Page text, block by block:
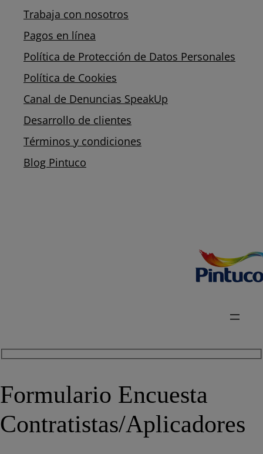
Trabaja con nosotros
Pagos en línea
Política de Protección de Datos Personales
Política de Cookies
Canal de Denuncias SpeakUp
Desarrollo de clientes
Términos y condiciones
Blog Pintuco
Formulario Encuesta
Contratistas/Aplicadores